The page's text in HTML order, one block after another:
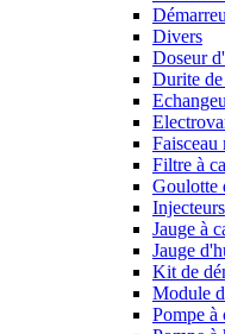
Divers
Doseur
Durite
Faisceau
Filtre à
Goulotte
Injecteurs
Jauge à
Jauge
Kit de
Module
Pompe à